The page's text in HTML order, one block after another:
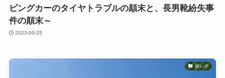
ピングカーのタイヤトラブルの顛末と、長男靴紛失事
件の顛末～
2023-09-25
旅レポ